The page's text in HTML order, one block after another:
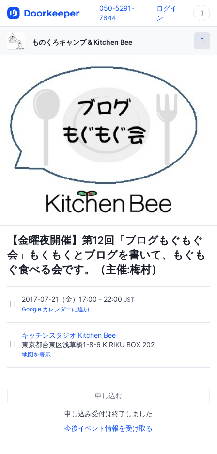
050-5291-
7844
ログイ
ン
ものくろキャンプ & Kitchen Bee
【金曜夜開催】第12回「ブログもぐもぐ
会」もくもくとブログを書いて、もぐも
ぐ食べる会です。（主催:梅村）
2017-07-21（金）17:00 - 22:00 JST
Google カレンダーに追加
キッチンスタジオ Kitchen Bee
東京都台東区浅草橋1-8-6 KIRIKU BOX 202
地図を表示
申し込む
申し込み受付は終了しました
今後イベント情報を受け取る